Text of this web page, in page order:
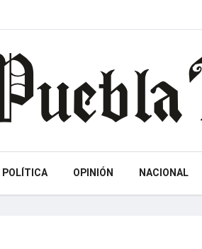
POLÍTICA OPINIÓN NACIONAL